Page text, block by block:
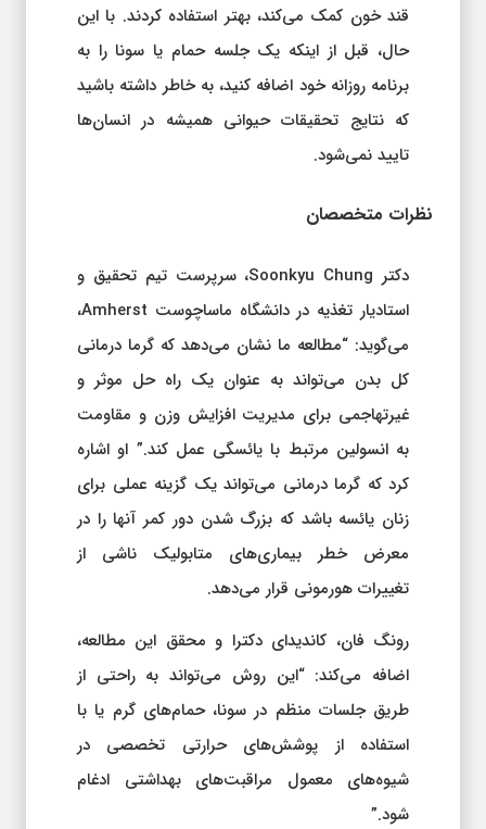
قند خون کمک می‌کند، بهتر استفاده کردند. با این
حال، قبل از اینکه یک جلسه حمام یا سونا را به
برنامه روزانه خود اضافه کنید، به خاطر داشته باشید
که نتایج تحقیقات حیوانی همیشه در انسان‌ها
تایید نمی‌شود.
نظرات متخصصان
دکتر Soonkyu Chung، سرپرست تیم تحقیق و
استادیار تغذیه در دانشگاه ماساچوست Amherst،
می‌گوید: “مطالعه ما نشان می‌دهد که گرما درمانی
کل بدن می‌تواند به عنوان یک راه حل موثر و
غیرتهاجمی برای مدیریت افزایش وزن و مقاومت
به انسولین مرتبط با یائسگی عمل کند.” او اشاره
کرد که گرما درمانی می‌تواند یک گزینه عملی برای
زنان یائسه باشد که بزرگ شدن دور کمر آنها را در
معرض خطر بیماری‌های متابولیک ناشی از
تغییرات هورمونی قرار می‌دهد.
رونگ فان، کاندیدای دکترا و محقق این مطالعه،
اضافه می‌کند: “این روش می‌تواند به راحتی از
طریق جلسات منظم در سونا، حمام‌های گرم یا با
استفاده از پوشش‌های حرارتی تخصصی در
شیوه‌های معمول مراقبت‌های بهداشتی ادغام
شود.”